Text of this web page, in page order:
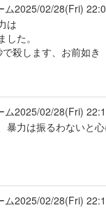
ム2025/02/28(Fri)
は
た。
殺します、お前如き
ム2025/02/28(Fri)
暴力は振るわないと
ム2025/02/28(Fri)